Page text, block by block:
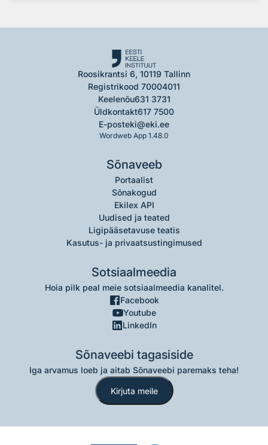
Roosikrantsi 6, 10119 Tallinn
Registrikood 70004011
Keelenõu631 3731
Üldkontakt617 7500
E-posteki@eki.ee
Wordweb App 1.48.0
Sõnaveeb
Portaalist
Sõnakogud
Ekilex API
Uudised ja teated
Ligipääsetavuse teatis
Kasutus- ja privaatsustingimused
Sotsiaalmeedia
Hoia pilk peal meie sotsiaalmeedia kanalitel.
Facebook
Youtube
LinkedIn
Sõnaveebi tagasiside
Iga arvamus loeb ja aitab Sõnaveebi paremaks teha!
Kirjuta meile